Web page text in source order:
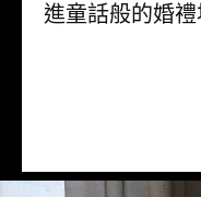
進童話般的婚禮